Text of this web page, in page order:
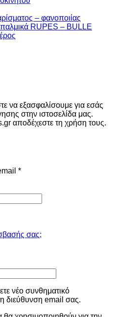
– φανοποιίας
παλμικά RUPES – BULLE
να εξασφαλίσουμε για εσάς
στην ιστοσελίδα μας.
αποδέχεστε τη χρήση τους.
*
σας;
νέο συνθηματικό
διεύθυνση email σας.